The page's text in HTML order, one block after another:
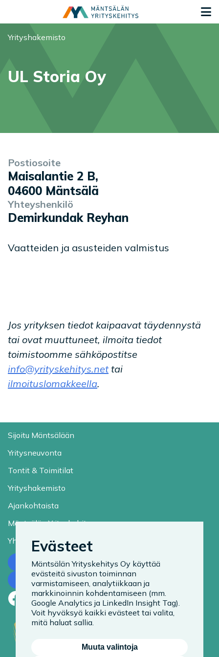
Olet tässä:
Yrityshakemisto
UL Storia Oy
Yrityksen tiedot
Postiosoite
Maisalantie 2 B,
04600 Mäntsälä
Yhteyshenkilö
Demirkundak Reyhan
Palvelukuvaus
Vaatteiden ja asusteiden valmistus
Jos yrityksen tiedot kaipaavat täydennystä
tai ovat muuttuneet, ilmoita tiedot
toimistoomme sähköpostitse
info@yrityskehitys.nettai
ilmoituslomakkeella.
Sijoitu Mäntsälään
Yritysneuvonta
Tontit & Toimitilat
Yrityshakemisto
Ajankohtaista
Mäntsälän Yrityskehitys
Yhteystiedot
Ota yhteyttä
Tilaa uutiskirje
Facebook
LinkedIn
Instagram
Evästeet
Mäntsälän Yrityskehitys Oy käyttää
evästeitä sivuston toiminnan
varmistamiseen, analytiikkaan ja
markkinoinnin kohdentamiseen (mm.
Google Analytics ja LinkedIn Insight Tag).
Voit hyväksyä kaikki evästeet tai valita,
mitä haluat sallia.
Muuta valintoja